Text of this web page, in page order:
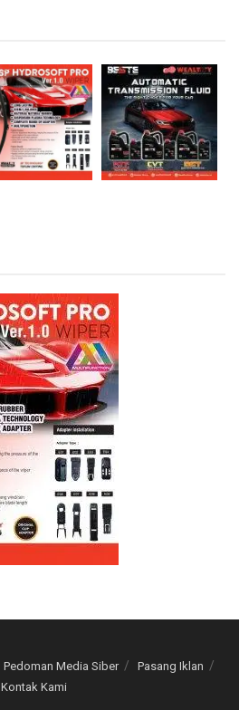
Pedoman Media Siber
Pasang Iklan
Kontak Kami